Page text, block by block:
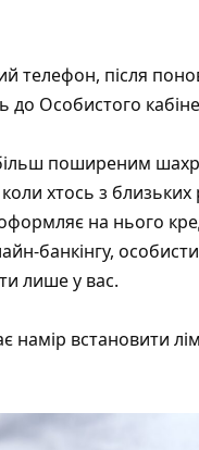
телефон, після
Особистого
поширеним
хтось з
на нього
банкінгу,
лише у вас.
встановити